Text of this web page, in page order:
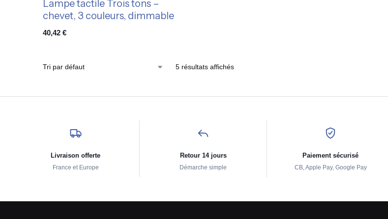
Lampe tactile Trois tons –
chevet, 3 couleurs, dimmable
40,42 €
5 résultats affichés
Livraison offerte
France et Europe
Retour 14 jours
Démarche simple
Paiement sécurisé
CB, Apple Pay, Google Pay